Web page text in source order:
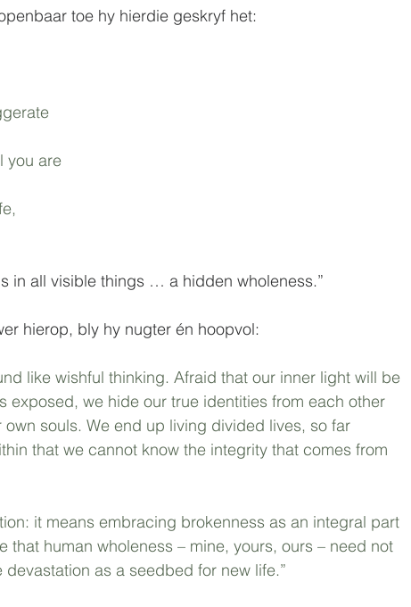
toe hy hierdie geskryf het:
you are
in all visible things … a hidden wholeness.”
hierop, bly hy nugter én hoopvol:
like wishful thinking. Afraid that our inner light will be
exposed, we hide our true identities from each other
souls. We end up living divided lives, so far
that we cannot know the integrity that comes from
it means embracing brokenness as an integral part
that human wholeness – mine, yours, ours – need not
as a seedbed for new life.”